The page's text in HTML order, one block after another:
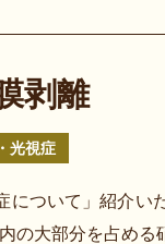
剥離
光視症
について」紹介
の大部分を占め